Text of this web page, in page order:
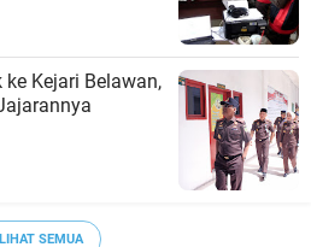
Kejari Belawan,
LIHAT SEMUA